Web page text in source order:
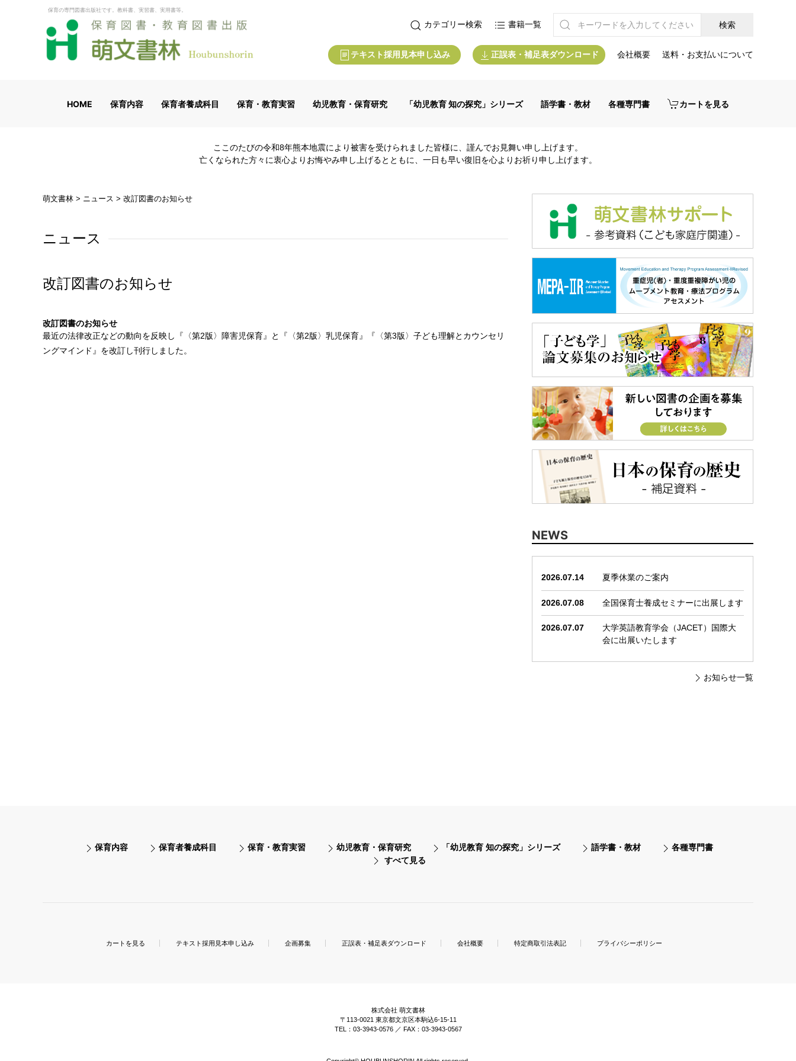
保育の専門図書出版社です。教科書、実習書、実用書等。
カテゴリー検索 書籍一覧
テキスト採用見本申し込み 正誤表・補足表ダウンロード 会社概要 送料・お支払いについて
HOME 保育内容 保育者養成科目 保育・教育実習 幼児教育・保育研究 「幼児教育 知の探究」シリーズ 語学書・教材 各種専門書 カートを見る
ここのたびの令和8年熊本地震により被害を受けられました皆様に、謹んでお見舞い申し上げます。
亡くなられた方々に衷心よりお悔やみ申し上げるとともに、一日も早い復旧を心よりお祈り申し上げます。
萌文書林 > ニュース > 改訂図書のお知らせ
ニュース
改訂図書のお知らせ
改訂図書のお知らせ
最近の法律改正などの動向を反映し『 〈第2版〉障害児保育』と『 〈第2版〉乳児保育』『 〈第3版〉子ども理解とカウンセリ
ングマインド』を改訂し刊行しました。
NEWS
2026.07.14 夏季休業のご案内
2026.07.08 全国保育士養成セミナーに出展します
2026.07.07
大学英語教育学会（JACET）国際大
会に出展いたします
お知らせ一覧
保育内容 保育者養成科目 保育・教育実習 幼児教育・保育研究 「幼児教育 知の探究」シリーズ 語学書・教材
各種専門書
すべて見る
カートを見る テキスト採用見本申し込み 企画募集 正誤表・補足表ダウンロード 会社概要 特定商取引法表記 プライバシーポリシー
株式会社 萌文書林
〒113-0021 東京都文京区本駒込6-15-11
TEL：03-3943-0576 ／ FAX：03-3943-0567